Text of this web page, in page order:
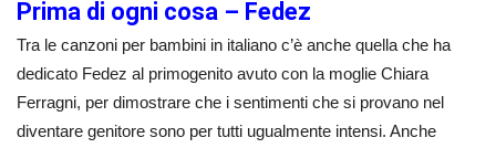
Prima di ogni cosa – Fedez
Tra le canzoni per bambini in italiano c’è anche quella che ha
dedicato Fedez al primogenito avuto con la moglie Chiara
Ferragni, per dimostrare che i sentimenti che si provano nel
diventare genitore sono per tutti ugualmente intensi. Anche